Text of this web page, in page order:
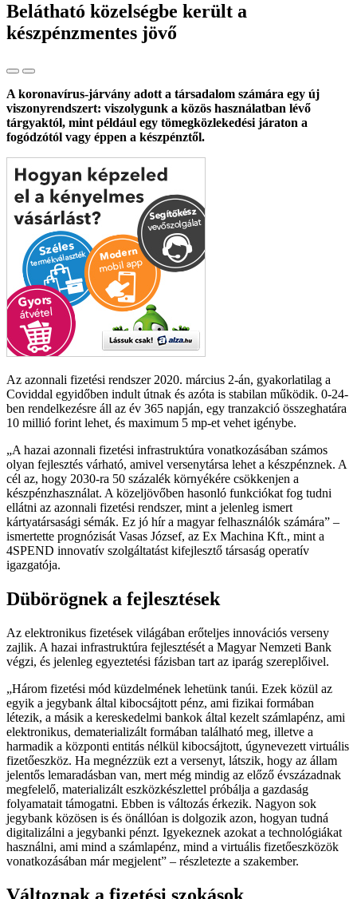
Belátható közelségbe került a
készpénzmentes jövő
A koronavírus-járvány adott a társadalom számára egy új
viszonyrendszert: viszolygunk a közös használatban lévő
tárgyaktól, mint például egy tömegközlekedési járaton a
fogódzótól vagy éppen a készpénztől.
Az azonnali fizetési rendszer 2020. március 2-án, gyakorlatilag a
Coviddal egyidőben indult útnak és azóta is stabilan működik. 0-24-
ben rendelkezésre áll az év 365 napján, egy tranzakció összeghatára
10 millió forint lehet, és maximum 5 mp-et vehet igénybe.
A hazai azonnali fizetési infrastruktúra vonatkozásában számos
olyan fejlesztés várható, amivel versenytársa lehet a készpénznek. A
cél az, hogy 2030-ra 50 százalék környékére csökkenjen a
készpénzhasználat. A közeljövőben hasonló funkciókat fog tudni
ellátni az azonnali fizetési rendszer, mint a jelenleg ismert
kártyatársasági sémák. Ez jó hír a magyar felhasználók számára
–
ismertette prognózisát Vasas József, az Ex Machina Kft., mint a
4SPEND innovatív szolgáltatást kifejlesztő társaság operatív
igazgatója.
Dübörögnek a fejlesztések
Az elektronikus fizetések világában erőteljes innovációs verseny
zajlik. A hazai infrastruktúra fejlesztését a Magyar Nemzeti Bank
végzi, és jelenleg egyeztetési fázisban tart az iparág szereplőivel.
Három fizetési mód küzdelmének lehetünk tanúi. Ezek közül az
egyik a jegybank által kibocsájtott pénz, ami fizikai formában
létezik, a másik a kereskedelmi bankok által kezelt számlapénz, ami
elektronikus, dematerializált formában található meg, illetve a
harmadik a központi entitás nélkül kibocsájtott, úgynevezett virtuális
fizetőeszköz. Ha megnézzük ezt a versenyt, látszik, hogy az állam
jelentős lemaradásban van, mert még mindig az előző évszázadnak
megfelelő, materializált eszközkészlettel próbálja a gazdaság
folyamatait támogatni. Ebben is változás érkezik. Nagyon sok
jegybank közösen is és önállóan is dolgozik azon, hogyan tudná
digitalizálni a jegybanki pénzt. Igyekeznek azokat a technológiákat
használni, ami mind a számlapénz, mind a virtuális fizetőeszközök
vonatkozásában már megjelent
– részletezte a szakember.
Változnak a fizetési szokások